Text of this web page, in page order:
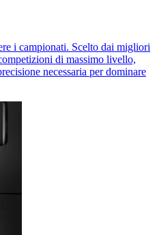
i campionati. Scelto dai migliori
di massimo livello,
necessaria per dominare